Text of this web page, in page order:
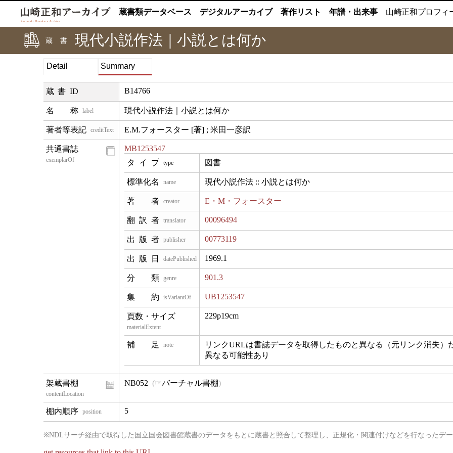
蔵書類データベース デジタルアーカイブ 著作リスト 年譜・出来事 山崎正和プロフィ
蔵書 現代小説作法｜小説とは何か
Detail Summary
蔵書ID B14766
label 現代小説作法｜小説とは何か
creditText E.M.フォースター [著] ; 米田一彦訳
exemplarOf
MB1253547
type 図書
name 現代小説作法 :: 小説とは何か
creator E・M・フォースター
translator 00096494
publisher 00773119
datePublished 1969.1
genre 901.3
isVariantOf UB1253547
materialExtent
229p19cm
note
リンクURLは書誌データを取得したものと異なる（元リンク消失）
異なる可能性あり
contentLocation
NB052 バーチャル書棚
position 5
※NDLサーチ経由で取得した国立国会図書館蔵書のデータをもとに蔵書と照合して整理し、正規化・関連付けなどを行なったデー